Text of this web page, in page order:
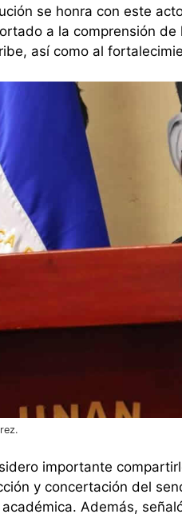
se honra con este
a la comprensión
así como al
importante
y concertación del
Además,